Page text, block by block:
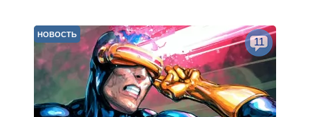
НОВОСТЬ
11